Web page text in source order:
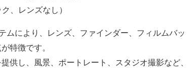
、レンズなし）
ムにより、レンズ、ファインダー、フィルムバッ
特徴です。
供し、風景、ポートレート、スタジオ撮影など、